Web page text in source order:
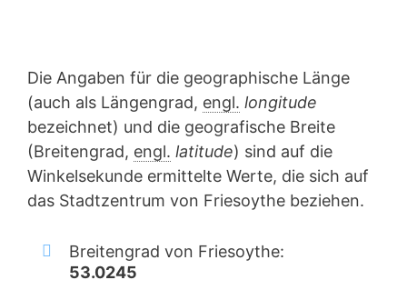
Die Angaben für die geographische Länge
(auch als Längengrad, engl. longitude
bezeichnet) und die geografische Breite
(Breitengrad, engl. latitude) sind auf die
Winkelsekunde ermittelte Werte, die sich auf
das Stadtzentrum von Friesoythe beziehen.
Breitengrad von Friesoythe:
53.0245